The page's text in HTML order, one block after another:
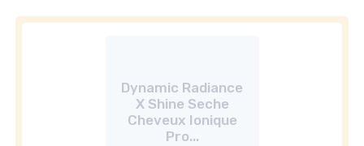
Dynamic Radiance
X Shine Seche
Cheveux Ionique
Pro...